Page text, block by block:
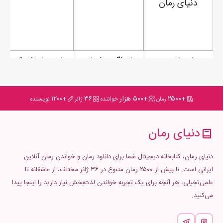
رمان ماه در مه
+۲۵۰۰ رمان +۵۰۰ هزار خواننده ۳۶ژانر +۱۲۰۰ نویسنده
دنیای رمان
دنیای رمان، کتابخانه دیجیتال شما برای دانلود رمان و خواندن رمان آنلاین
ایرانی است. با بیش از ۲۵۰۰ رمان متنوع در ۳۶ ژانر مختلف، از عاشقانه تا
علمی‌تخیلی، هر آنچه برای یک تجربه خواندن لذت‌بخش نیاز دارید را اینجا پیدا
می‌کنید.